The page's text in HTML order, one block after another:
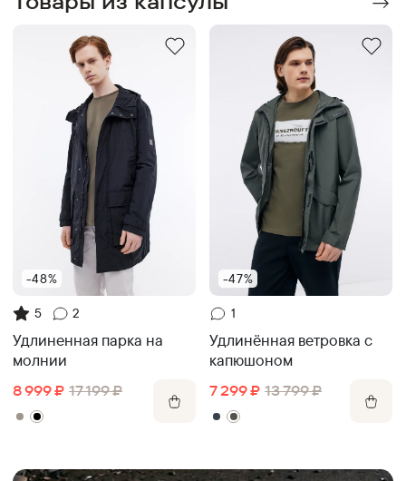
-48%
5 2
Удлиненная парка на
молнии
8 999 ₽ 17 199 ₽
-47%
1
Удлинённая ветровка с
капюшоном
7 299 ₽ 13 799 ₽